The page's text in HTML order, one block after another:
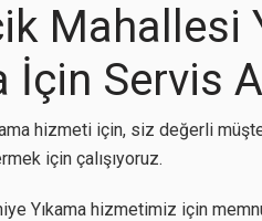
Mahallesi
İçin Servis Al
hizmeti için, siz değerli
için çalışıyoruz.
Yıkama hizmetimiz için